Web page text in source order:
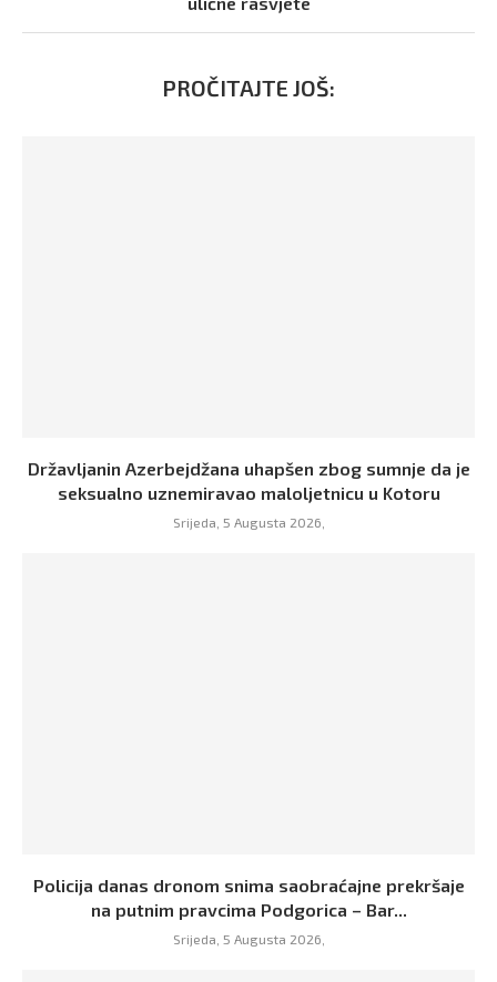
PROČITAJTE JOŠ:
Državljanin Azerbejdžana uhapšen zbog sumnje da je
seksualno uznemiravao maloljetnicu u Kotoru
Srijeda, 5 Augusta 2026,
Policija danas dronom snima saobraćajne prekršaje
na putnim pravcima Podgorica – Bar...
Srijeda, 5 Augusta 2026,